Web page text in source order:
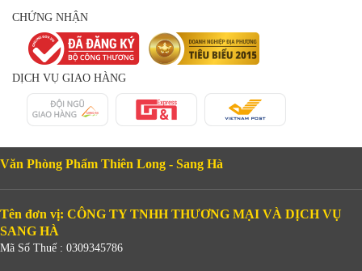
CHỨNG NHẬN
DỊCH VỤ GIAO HÀNG
Văn Phòng Phẩm Thiên Long - Sang Hà
Tên đơn vị: CÔNG TY TNHH THƯƠNG MẠI VÀ DỊCH VỤ
SANG HÀ
Mã Số Thuế : 0309345786